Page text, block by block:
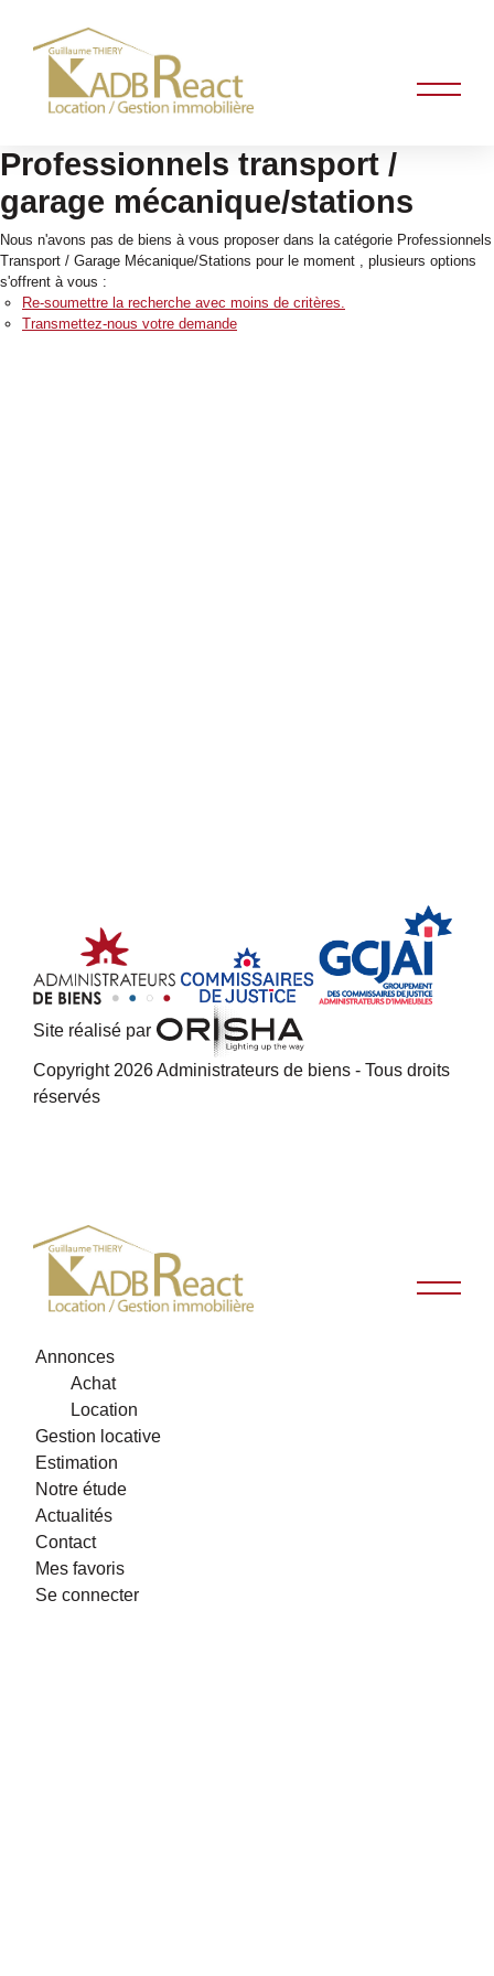
Professionnels transport /
garage mécanique/stations
Nous n'avons pas de biens à vous proposer dans la catégorie Professionnels
Transport / Garage Mécanique/Stations pour le moment , plusieurs options
s'offrent à vous :
Re-soumettre la recherche avec moins de critères.
Transmettez-nous votre demande
Site réalisé par
Copyright 2026 Administrateurs de biens - Tous droits
réservés
Annonces
Achat
Location
Gestion locative
Estimation
Notre étude
Actualités
Contact
Mes favoris
Se connecter